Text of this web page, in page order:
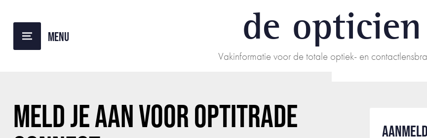
de opticien
Vakinformatie voor de totale optiek- en
MELD JE AAN VOOR OPTITRADE